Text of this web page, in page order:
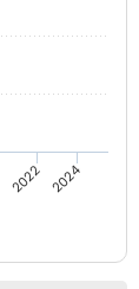
2022 2024